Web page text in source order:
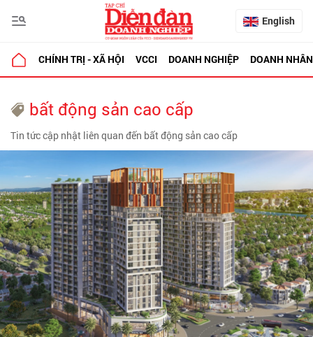
English
CHÍNH TRỊ - XÃ HỘI VCCI DOANH NGHIỆP DOANH NHÂN
bất động sản cao cấp
Tin tức cập nhật liên quan đến bất động sản cao cấp